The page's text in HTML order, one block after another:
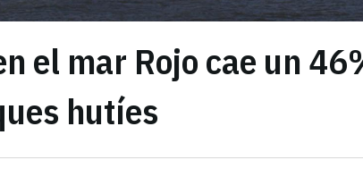
el mar Rojo cae un
hutíes